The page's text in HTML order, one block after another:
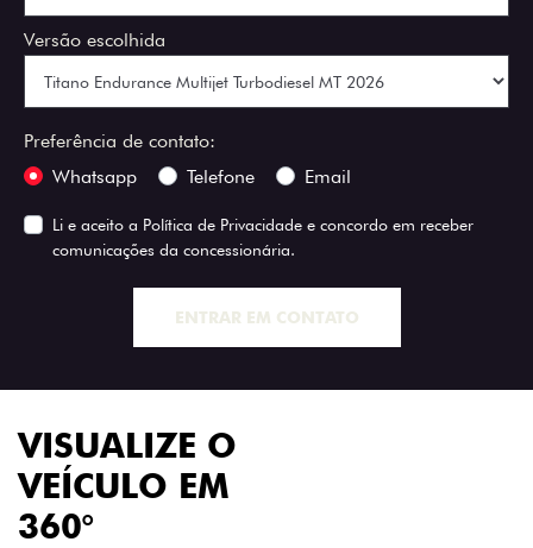
Versão escolhida
Preferência de contato:
Whatsapp
Telefone Email
Li e aceito a Política de Privacidade e concordo em receber
comunicações da concessionária.
ENTRAR EM CONTATO
VISUALIZE O
VEÍCULO EM
360°